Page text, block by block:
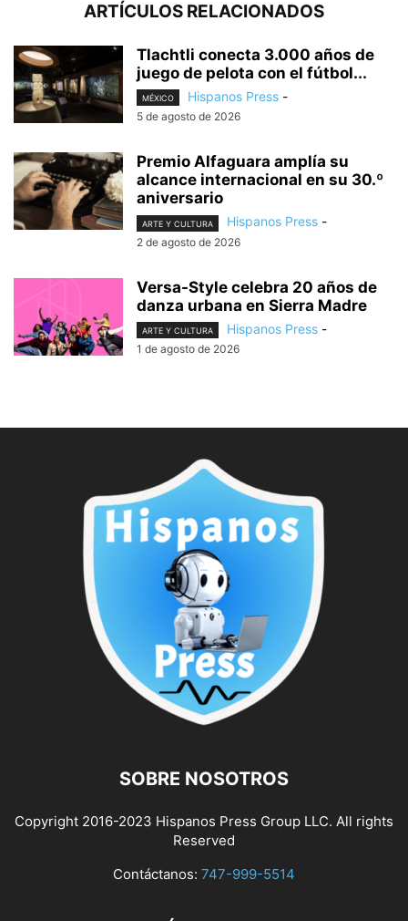
ARTÍCULOS RELACIONADOS
Tlachtli conecta 3.000 años de
juego de pelota con el fútbol...
MÉXICO Hispanos Press -
5 de agosto de 2026
Premio Alfaguara amplía su
alcance internacional en su 30.º
aniversario
ARTE Y CULTURA Hispanos Press -
2 de agosto de 2026
Versa-Style celebra 20 años de
danza urbana en Sierra Madre
ARTE Y CULTURA Hispanos Press -
1 de agosto de 2026
SOBRE NOSOTROS
Copyright 2016-2023 Hispanos Press Group LLC. All rights
Reserved
Contáctanos: 747-999-5514